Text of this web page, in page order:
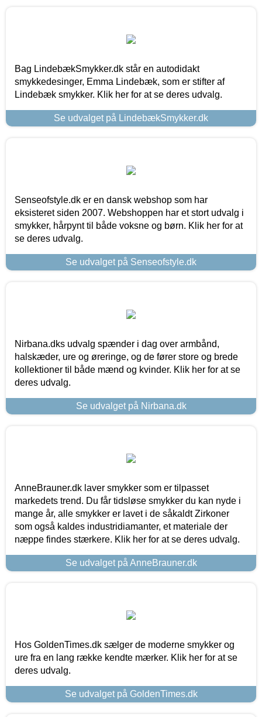
Bag LindebækSmykker.dk står en autodidakt
smykkedesinger, Emma Lindebæk, som er stifter af
Lindebæk smykker. Klik her for at se deres udvalg.
Se udvalget på LindebækSmykker.dk
Senseofstyle.dk er en dansk webshop som har
eksisteret siden 2007. Webshoppen har et stort udvalg i
smykker, hårpynt til både voksne og børn. Klik her for at
se deres udvalg.
Se udvalget på Senseofstyle.dk
Nirbana.dks udvalg spænder i dag over armbånd,
halskæder, ure og øreringe, og de fører store og brede
kollektioner til både mænd og kvinder. Klik her for at se
deres udvalg.
Se udvalget på Nirbana.dk
AnneBrauner.dk laver smykker som er tilpasset
markedets trend. Du får tidsløse smykker du kan nyde i
mange år, alle smykker er lavet i de såkaldt Zirkoner
som også kaldes industridiamanter, et materiale der
næppe findes stærkere. Klik her for at se deres udvalg.
Se udvalget på AnneBrauner.dk
Hos GoldenTimes.dk sælger de moderne smykker og
ure fra en lang række kendte mærker. Klik her for at se
deres udvalg.
Se udvalget på GoldenTimes.dk